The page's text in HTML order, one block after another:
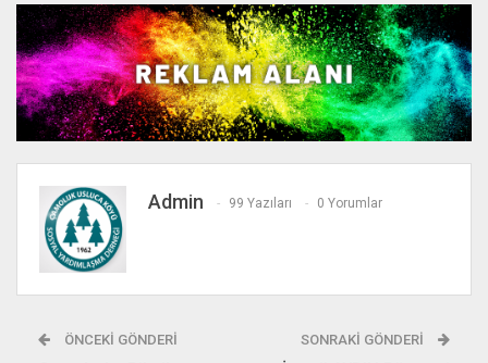
Admin 99 Yazıları 0 Yorumlar
ÖNCEKI GÖNDERI SONRAKI GÖNDERI